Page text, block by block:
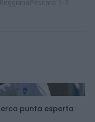
punta esperta